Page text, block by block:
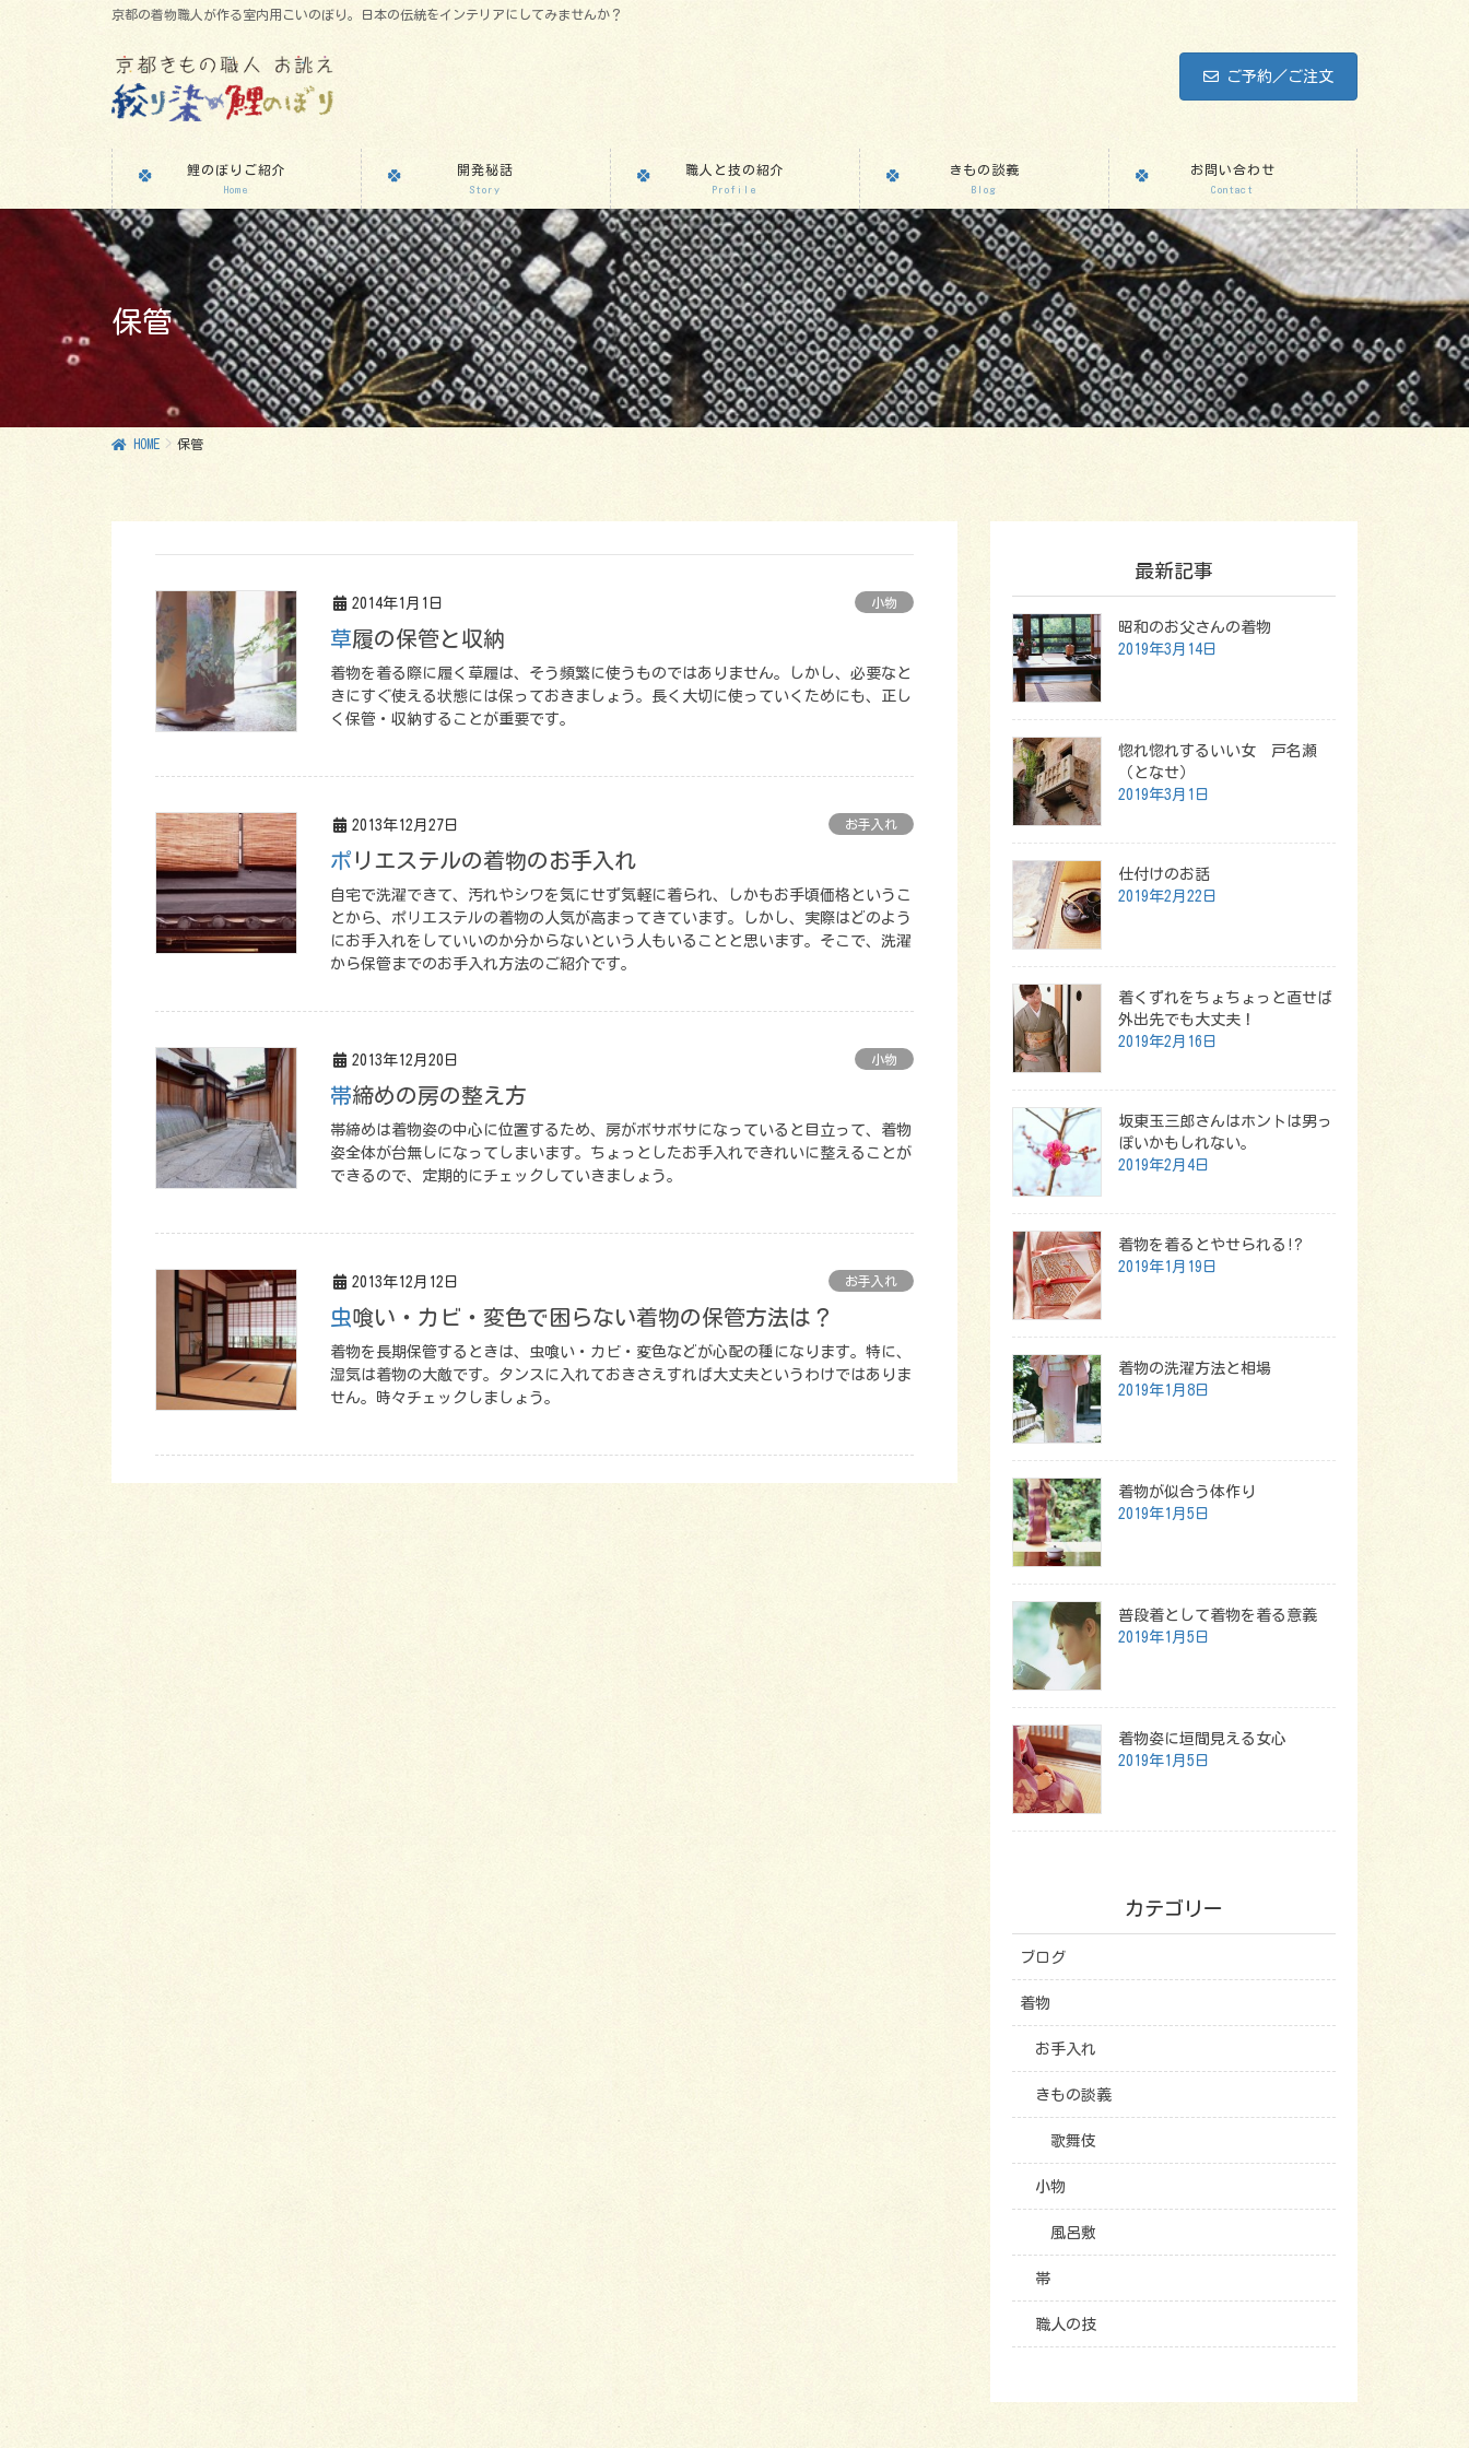
京都の着物職人が作る室内用こいのぼり。日本の伝統をインテリアにしてみませんか？
ご予約／ご注文
鯉のぼりご紹介
Home
開発秘話
Story
職人と技の紹介
Profile
きもの談義
Blog
お問い合わせ
Contact
保管
HOME 保管
2014年1月1日 小物
草履の保管と収納
着物を着る際に履く草履は、そう頻繁に使うものではありません。しかし、必要なと
きにすぐ使える状態には保っておきましょう。長く大切に使っていくためにも、正し
く保管・収納することが重要です。
2013年12月27日 お手入れ
ポリエステルの着物のお手入れ
自宅で洗濯できて、汚れやシワを気にせず気軽に着られ、しかもお手頃価格というこ
とから、ポリエステルの着物の人気が高まってきています。しかし、実際はどのよう
にお手入れをしていいのか分からないという人もいることと思います。そこで、洗濯
から保管までのお手入れ方法のご紹介です。
2013年12月20日 小物
帯締めの房の整え方
帯締めは着物姿の中心に位置するため、房がボサボサになっていると目立って、着物
姿全体が台無しになってしまいます。ちょっとしたお手入れできれいに整えることが
できるので、定期的にチェックしていきましょう。
2013年12月12日 お手入れ
虫喰い・カビ・変色で困らない着物の保管方法は？
着物を長期保管するときは、虫喰い・カビ・変色などが心配の種になります。特に、
湿気は着物の大敵です。タンスに入れておきさえすれば大丈夫というわけではありま
せん。時々チェックしましょう。
最新記事
昭和のお父さんの着物
2019年3月14日
惚れ惚れするいい女 戸名瀬
（となせ）
2019年3月1日
仕付けのお話
2019年2月22日
着くずれをちょちょっと直せば
外出先でも大丈夫！
2019年2月16日
坂東玉三郎さんはホントは男っ
ぽいかもしれない。
2019年2月4日
着物を着るとやせられる!?
2019年1月19日
着物の洗濯方法と相場
2019年1月8日
着物が似合う体作り
2019年1月5日
普段着として着物を着る意義
2019年1月5日
着物姿に垣間見える女心
2019年1月5日
カテゴリー
ブログ
着物
お手入れ
きもの談義
歌舞伎
小物
風呂敷
帯
職人の技